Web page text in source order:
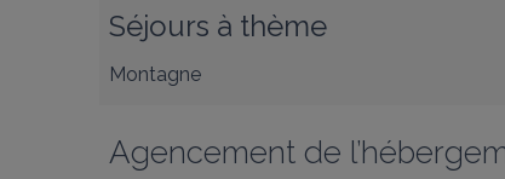
Séjours à thème
Montagne
Agencement de